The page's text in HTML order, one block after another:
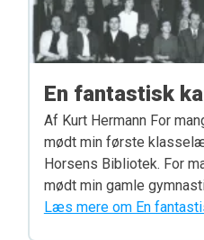
En fantastisk
Af Kurt Hermann For
mødt min første
Horsens Bibliotek. For
mødt min gamle
Læs mere om En